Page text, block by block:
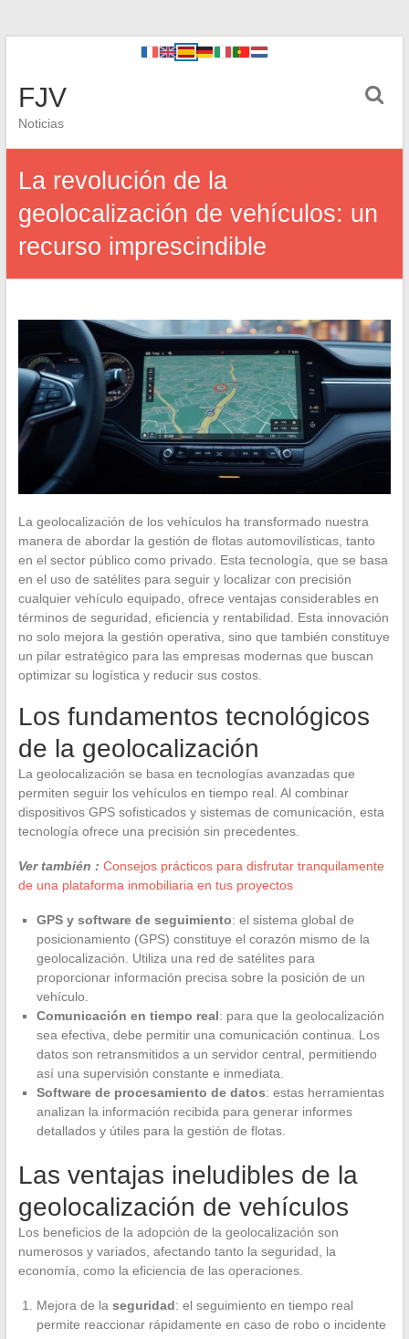
FJV
Noticias
La revolución de la
geolocalización de vehículos: un
recurso imprescindible
La geolocalización de los vehículos ha transformado nuestra
manera de abordar la gestión de flotas automovilísticas, tanto
en el sector público como privado. Esta tecnología, que se basa
en el uso de satélites para seguir y localizar con precisión
cualquier vehículo equipado, ofrece ventajas considerables en
términos de seguridad, eficiencia y rentabilidad. Esta innovación
no solo mejora la gestión operativa, sino que también constituye
un pilar estratégico para las empresas modernas que buscan
optimizar su logística y reducir sus costos.
Los fundamentos tecnológicos
de la geolocalización
La geolocalización se basa en tecnologías avanzadas que
permiten seguir los vehículos en tiempo real. Al combinar
dispositivos GPS sofisticados y sistemas de comunicación, esta
tecnología ofrece una precisión sin precedentes.
Ver también : Consejos prácticos para disfrutar tranquilamente
de una plataforma inmobiliaria en tus proyectos
GPS y software de seguimiento: el sistema global de
posicionamiento (GPS) constituye el corazón mismo de la
geolocalización. Utiliza una red de satélites para
proporcionar información precisa sobre la posición de un
vehículo.
Comunicación en tiempo real: para que la geolocalización
sea efectiva, debe permitir una comunicación continua. Los
datos son retransmitidos a un servidor central, permitiendo
así una supervisión constante e inmediata.
Software de procesamiento de datos: estas herramientas
analizan la información recibida para generar informes
detallados y útiles para la gestión de flotas.
Las ventajas ineludibles de la
geolocalización de vehículos
Los beneficios de la adopción de la geolocalización son
numerosos y variados, afectando tanto la seguridad, la
economía, como la eficiencia de las operaciones.
Mejora de la seguridad: el seguimiento en tiempo real
permite reaccionar rápidamente en caso de robo o incidente